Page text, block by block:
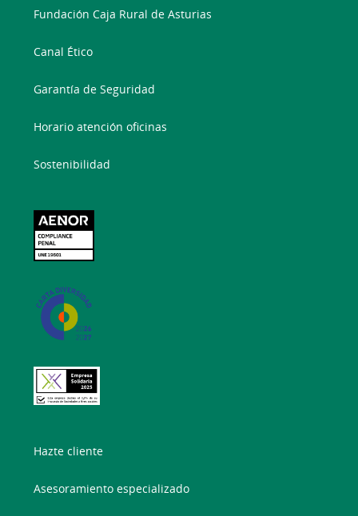
Fundación Caja Rural de Asturias
Canal Ético
Garantía de Seguridad
Horario atención oficinas
Sostenibilidad
Hazte cliente
Asesoramiento especializado